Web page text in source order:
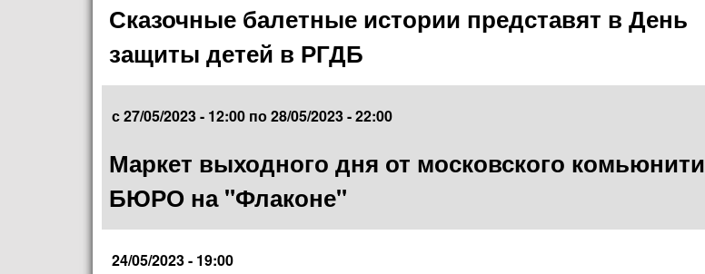
Сказочные балетные истории представят в День
защиты детей в РГДБ
с27/05/2023 - 12:00 по28/05/2023 - 22:00
Маркет выходного дня от московского комьюнити
БЮРО на "Флаконе"
24/05/2023 - 19:00